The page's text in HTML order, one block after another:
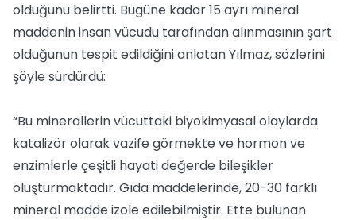
olduğunu belirtti. Bugüne kadar 15 ayrı mineral
maddenin insan vücudu tarafından alınmasının şart
olduğunun tespit edildiğini anlatan Yılmaz, sözlerini
şöyle sürdürdü:
“Bu minerallerin vücuttaki biyokimyasal olaylarda
katalizör olarak vazife görmekte ve hormon ve
enzimlerle çeşitli hayati değerde bileşikler
oluşturmaktadır. Gıda maddelerinde, 20-30 farklı
mineral madde izole edilebilmiştir. Ette bulunan